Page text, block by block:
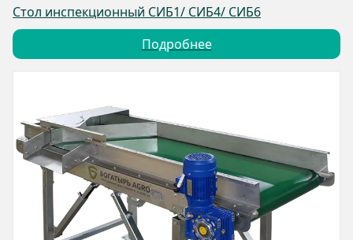
Стол инспекционный СИБ1/ СИБ4/ СИБ6
Подробнее